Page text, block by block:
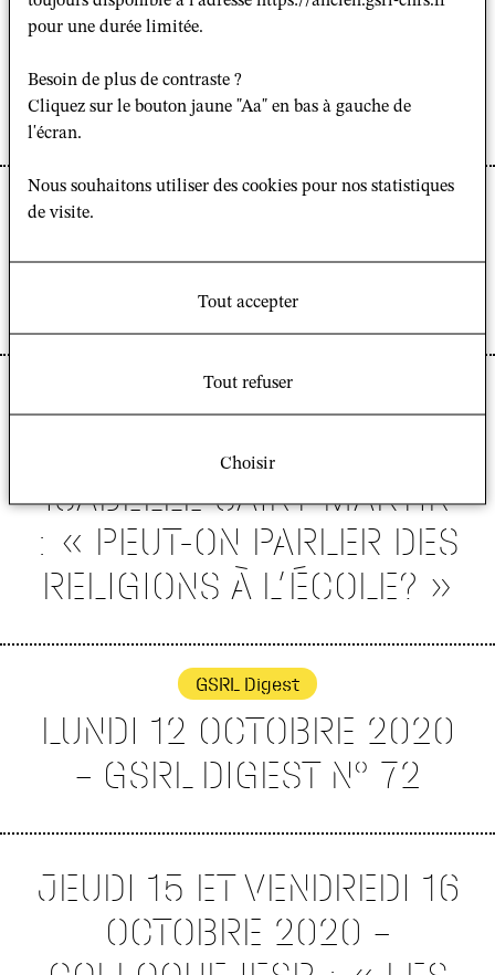
« ASIATIQUES ET
PROVENCAUX : REGARDS
CROISÉS »
LUNDI 19 OCTOBRE 2020
– GSRL DIGEST N° 73
MERCREDI 14 OCTOBRE
2020 – PARUTION :
ISABELLE SAINT-MARTIN
: « PEUT-ON PARLER DES
RELIGIONS À L’ÉCOLE? »
GSRL Digest
LUNDI 12 OCTOBRE 2020
– GSRL DIGEST N° 72
JEUDI 15 ET VENDREDI 16
OCTOBRE 2020 –
pour une durée limitée.
Besoin de plus de contraste ?
Cliquez sur le bouton jaune "Aa" en bas à gauche de
l'écran.
Nous souhaitons utiliser des cookies pour nos statistiques
de visite.
Tout accepter
Tout refuser
Choisir